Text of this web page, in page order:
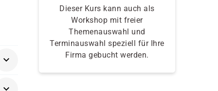
Dieser Kurs kann auch als
Workshop mit freier
Themenauswahl und
Terminauswahl speziell für Ihre
Firma gebucht werden.